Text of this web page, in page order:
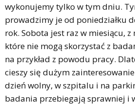
wykonujemy tylko w tym dniu.
prowadzimy je od poniedziałku
rok. Sobota jest raz w miesiącu, z
które nie mogą skorzystać z
na przykład z powodu pracy.
cieszy się dużym
dzień wolny, w szpitalu i na
badania przebiegają sprawniej i